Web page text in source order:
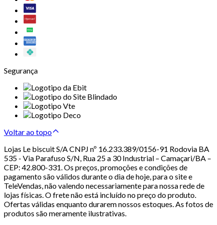
Segurança
Voltar ao topo
Lojas Le biscuit S/A CNPJ nº 16.233.389/0156-91 Rodovia BA
535 - Via Parafuso S/N, Rua 25 a 30 Industrial – Camaçari/BA –
CEP: 42.800-331. Os preços, promoções e condições de
pagamento são válidos durante o dia de hoje, para o site e
TeleVendas, não valendo necessariamente para nossa rede de
lojas físicas. O frete não está incluído no preço do produto.
Ofertas válidas enquanto durarem nossos estoques. As fotos de
produtos são meramente ilustrativas.